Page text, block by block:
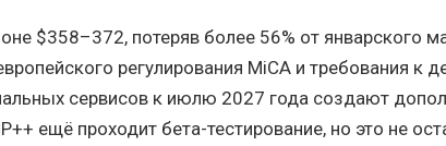
$358–372, потеряв более 56% от январского
регулирования MiCA и требования к
сервисов к июлю 2027 года создают
ещё проходит бета-тестирование, но это не